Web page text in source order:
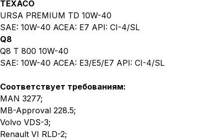
TEXACO
URSA PREMIUM TD 10W-40
SAE: 10W-40 ACEA: E7 API: CI-4/SL
Q8
Q8 T 800 10W-40
SAE: 10W-40 ACEA: E3/E5/E7 API: CI-4/SL
Соответствует требованиям:
MAN 3277;
MB-Approval 228.5;
Volvo VDS-3;
Renault VI RLD-2;